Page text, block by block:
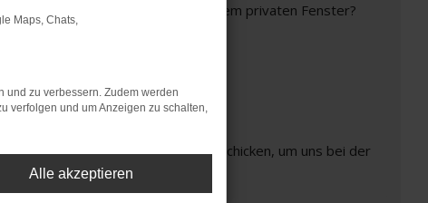
anderen Browser oder in einem privaten Fenster?
mehr unterstützt werden.
Du kannst uns diesen Text schicken, um uns bei der
Maps, Chats,
und zu verbessern. Zudem werden
verfolgen und um Anzeigen zu schalten,
Alle akzeptieren